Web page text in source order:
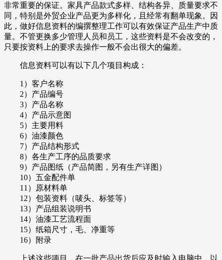
非常重要的保证。家具产品款式多样、结构各异、质量要求不
同，特别是外贸企业产品更为多样化，且经常有翻单现象。因
此，做好信息资料的编撰整理工作可以有效保证产品生产中质
量。不管更换多少管理人员和员工，这些资料是不会改变的，
只要按资料上的要求去操作一般不会出很大的偏差。
信息资料可以有以下几个项目构成：
1）客户名称
2）产品编号
3）产品名称
4）产品示意图
5）主要用料
6）油漆颜色
7）产品结构形式
8）各生产工序的品质要求
9）产品图纸（产品简图，另有生产详图）
10）五金配件单
11）原材料单
12）包装资料（唛头、标签等）
13）产品组装说明书
14）油漆工艺流程面
15）纸箱尺寸，毛、净重等
16）附录
上述这些项目，在一批产品出货后应及时输入电脑中，以